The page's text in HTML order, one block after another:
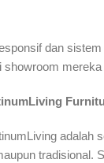
dan
adalah
tradisional.